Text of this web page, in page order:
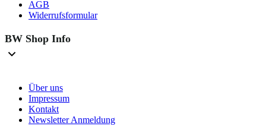
AGB
Widerrufsformular
BW Shop Info
Über uns
Impressum
Kontakt
Newsletter Anmeldung